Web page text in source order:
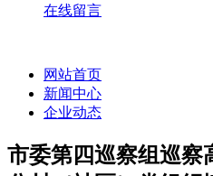
在线留言
网站首页
新闻中心
企业动态
市委第四巡察组巡察